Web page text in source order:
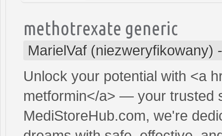
methotrexate generic
MarielVaf (niezweryfikowany)
Unlock your potential with <a
metformin</a> — your trusted
MediStoreHub.com, we're